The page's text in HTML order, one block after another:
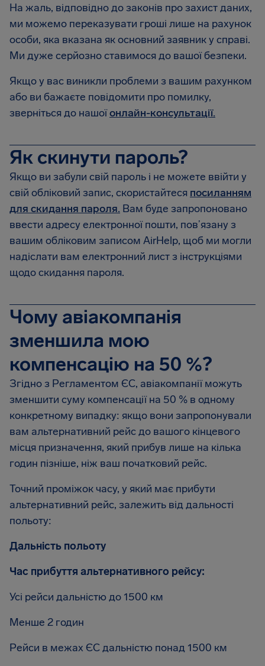
На жаль, відповідно до законів про захист даних,
ми можемо переказувати гроші лише на рахунок
особи, яка вказана як основний заявник у справі.
Ми дуже серйозно ставимося до вашої безпеки.
Якщо у вас виникли проблеми з вашим рахунком
або ви бажаєте повідомити про помилку,
зверніться до нашоїонлайн-консультації.
Як скинути пароль?
Якщо ви забули свій пароль і не можете ввійти у
свій обліковий запис, скористайтеся посиланням
для скидання пароля. Вам буде запропоновано
ввести адресу електронної пошти, пов’язану з
вашим обліковим записом AirHelp, щоб ми могли
надіслати вам електронний лист з інструкціями
щодо скидання пароля.
Чому авіакомпанія
зменшила мою
компенсацію на 50 %?
Згідно з Регламентом ЄС, авіакомпанії можуть
зменшити суму компенсації на 50 % в одному
конкретному випадку: якщо вони запропонували
вам альтернативний рейс до вашого кінцевого
місця призначення, який прибув лише на кілька
годин пізніше, ніж ваш початковий рейс.
Точний проміжок часу, у який має прибути
альтернативний рейс, залежить від дальності
польоту:
Дальність польоту
Час прибуття альтернативного рейсу:
Усі рейси дальністю до 1500 км
Менше 2 годин
Рейси в межах ЄС дальністю понад 1500 км